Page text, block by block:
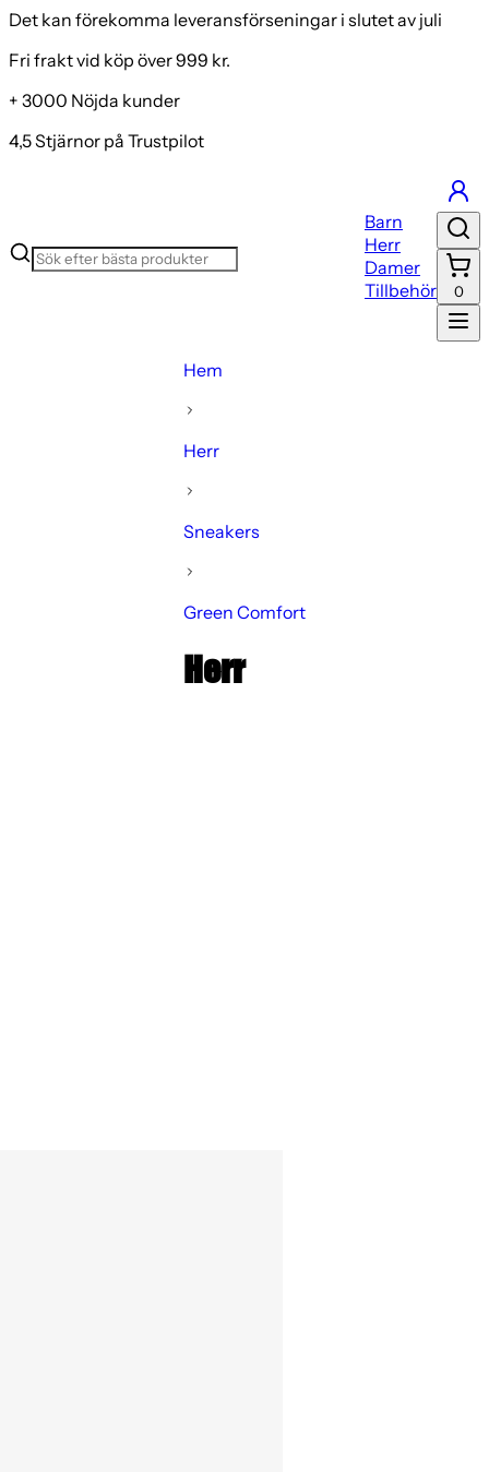
Det kan förekomma leveransförseningar i slutet av juli
Fri frakt vid köp över 999 kr.
+ 3000 Nöjda kunder
4,5 Stjärnor på Trustpilot
Barn
Herr
Damer
Tillbehör
0
Hem
Herr
Sneakers
Green Comfort
Herr